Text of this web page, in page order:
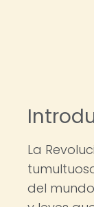
La
del